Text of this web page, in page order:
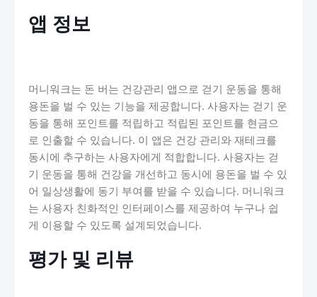
앱 정보
머니워크는 돈 버는 건강관리 앱으로 걷기 운동을 통해
용돈을 벌 수 있는 기능을 제공합니다. 사용자는 걷기 운
동을 통해 포인트를 적립하고 적립된 포인트를 현금으
로 인출할 수 있습니다. 이 앱은 건강 관리와 재테크를
동시에 추구하는 사용자에게 적합합니다. 사용자는 걷
기 운동을 통해 건강을 개선하고 동시에 용돈을 벌 수 있
어 일상생활에 동기 부여를 받을 수 있습니다. 머니워크
는 사용자 친화적인 인터페이스를 제공하여 누구나 쉽
게 이용할 수 있도록 설계되었습니다.
평가 및 리뷰